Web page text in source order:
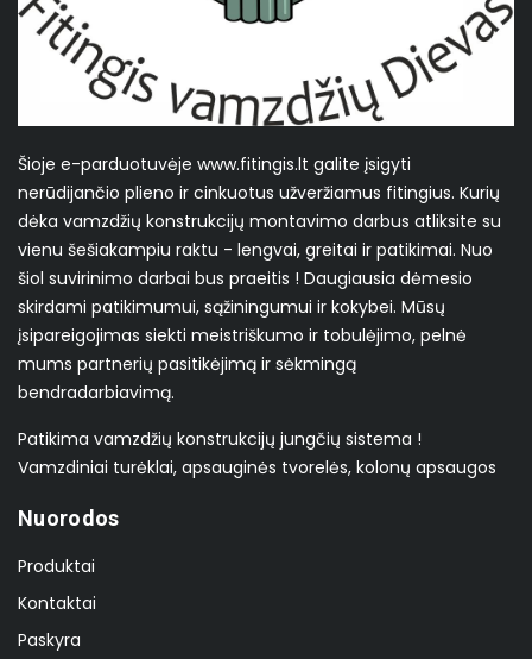
Šioje e-parduotuvėje www.fitingis.lt galite įsigyti
nerūdijančio plieno ir cinkuotus užveržiamus fitingius. Kurių
dėka vamzdžių konstrukcijų montavimo darbus atliksite su
vienu šešiakampiu raktu - lengvai, greitai ir patikimai. Nuo
šiol suvirinimo darbai bus praeitis ! Daugiausia dėmesio
skirdami patikimumui, sąžiningumui ir kokybei. Mūsų
įsipareigojimas siekti meistriškumo ir tobulėjimo, pelnė
mums partnerių pasitikėjimą ir sėkmingą
bendradarbiavimą.
Patikima vamzdžių konstrukcijų jungčių sistema !
Vamzdiniai turėklai, apsauginės tvorelės, kolonų apsaugos
Nuorodos
Produktai
Kontaktai
Paskyra